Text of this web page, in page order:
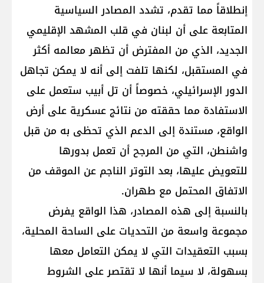
إنطلاقاً مما تقدم، تشدد المصادر السياسية
المتابعة على أن لبنان في قلب المشهد الإقليمي
الجديد، الذي من المفترض أن تظهر معالمه أكثر
في المستقبل، لكنها تلفت إلى أنه لا يمكن تجاهل
الدور الإسرائيلي، خصوصاً أن تل أبيب ستعمل على
الاستفادة مما حققته من نتائج عسكرية على أرض
الواقع، مستندة إلى الدعم الذي تحظى به من قبل
واشنطن، التي من المرجح أن تعمل بدورها
للتعويض عليها، بعد التوتر الناجم عن الموقف من
الاتفاق المحتمل مع طهران.
بالنسبة إلى هذه المصادر، هذا الواقع يفرض
مجموعة واسعة من التحديات على الساحة المحلية،
بسبب التعقيدات التي لا يمكن التعامل معها
بسهولة، لا سيما أنها لا تقتصر على الشروط